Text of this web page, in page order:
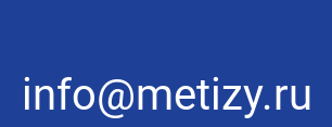
info@metizy.ru